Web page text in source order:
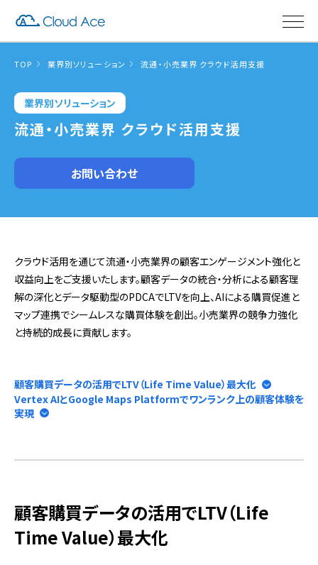
TOP 業界別ソリューション 流通・小売業界 クラウド活用支援
業界別ソリューション
流通・小売業界 クラウド活用支援
お問い合わせ
クラウド活用を通じて流通・小売業界の顧客エンゲージメント強化と
収益向上をご支援いたします。顧客データの統合・分析による顧客理
解の深化とデータ駆動型のPDCAでLTVを向上、AIによる購買促進と
マップ連携でシームレスな購買体験を創出。小売業界の競争力強化
と持続的成長に貢献します。
顧客購買データの活用でLTV（Life Time Value）最大化
Vertex AIとGoogle Maps Platformでワンランク上の顧客体験を
実現
顧客購買データの活用でLTV（Life
Time Value）最大化